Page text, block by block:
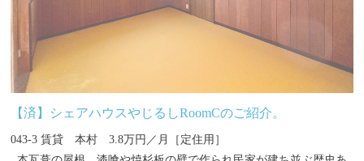
【済】シェアハウスやじるしRoomCのご紹介。
043-3 賃貸 本村 3.8万円／月［定住用］